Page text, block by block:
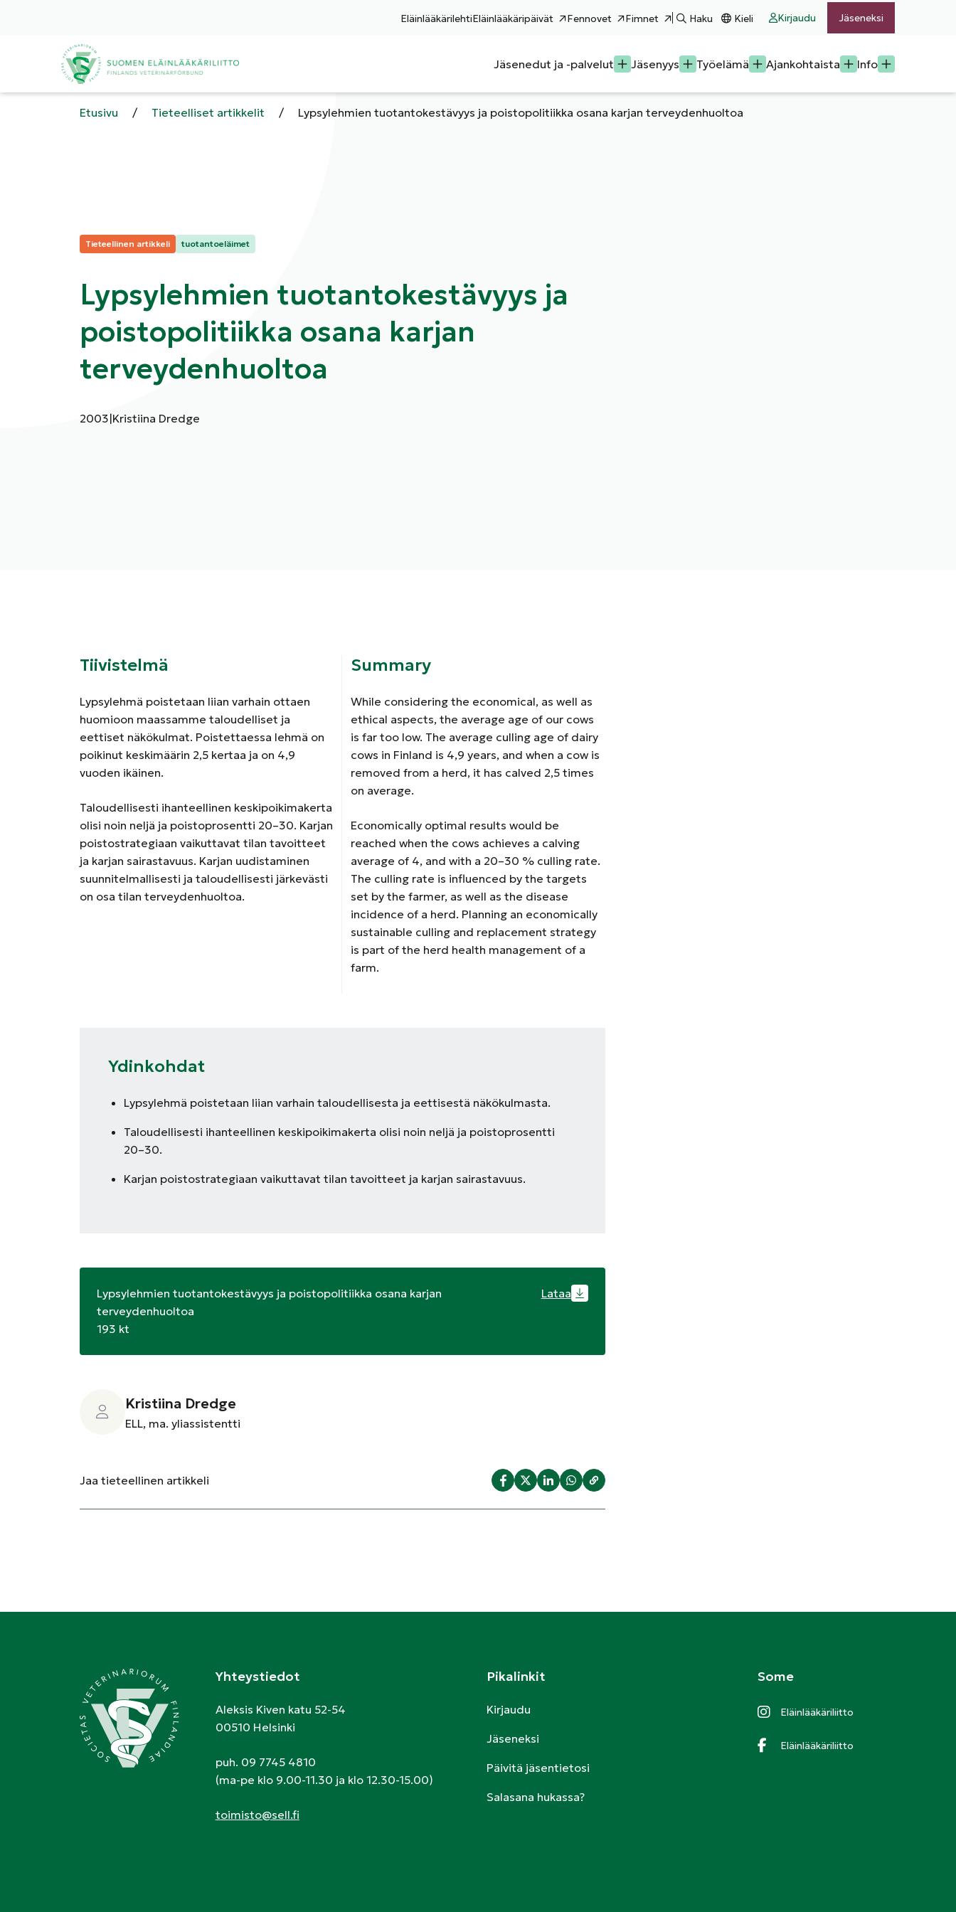
EläinlääkärilehtiEläinlääkäripäivät Fennovet Fimnet Haku Kieli Kirjaudu Jäseneksi
Jäsenedut ja -palvelut Jäsenyys Työelämä Ajankohtaista Info
Etusivu / Tieteelliset artikkelit / Lypsylehmien tuotantokestävyys ja poistopolitiikka osana karjan terveydenhuoltoa
Kategoriat:
Tieteellinen artikkeli tuotantoeläimet
Lypsylehmien tuotantokestävyys ja
poistopolitiikka osana karjan
terveydenhuoltoa
Julkaisuvuosi:
2003|Kirjoittajat:
Kristiina Dredge
Tiivistelmä
Lypsylehmä poistetaan liian varhain ottaen
huomioon maassamme taloudelliset ja
eettiset näkökulmat. Poistettaessa lehmä on
poikinut keskimäärin 2,5 kertaa ja on 4,9
vuoden ikäinen.
Taloudellisesti ihanteellinen keskipoikimakerta
olisi noin neljä ja poistoprosentti 20–30. Karjan
poistostrategiaan vaikuttavat tilan tavoitteet
ja karjan sairastavuus. Karjan uudistaminen
suunnitelmallisesti ja taloudellisesti järkevästi
on osa tilan terveydenhuoltoa.
Summary
While considering the economical, as well as
ethical aspects, the average age of our cows
is far too low. The average culling age of dairy
cows in Finland is 4,9 years, and when a cow is
removed from a herd, it has calved 2,5 times
on average.
Economically optimal results would be
reached when the cows achieves a calving
average of 4, and with a 20–30 % culling rate.
The culling rate is influenced by the targets
set by the farmer, as well as the disease
incidence of a herd. Planning an economically
sustainable culling and replacement strategy
is part of the herd health management of a
farm.
Ydinkohdat
Lypsylehmä poistetaan liian varhain taloudellisesta ja eettisestä näkökulmasta.
Taloudellisesti ihanteellinen keskipoikimakerta olisi noin neljä ja poistoprosentti
20–30.
Karjan poistostrategiaan vaikuttavat tilan tavoitteet ja karjan sairastavuus.
Lypsylehmien tuotantokestävyys ja poistopolitiikka osana karjan
terveydenhuoltoa
193 kt
Lataa
Kristiina Dredge
ELL, ma. yliassistentti
Jaa tieteellinen artikkeli
Yhteystiedot
Aleksis Kiven katu 52-54
00510 Helsinki
puh. 09 7745 4810
(ma-pe klo 9.00-11.30 ja klo 12.30-15.00)
toimisto@sell.fi
Pikalinkit
Kirjaudu
Jäseneksi
Päivitä jäsentietosi
Salasana hukassa?
Some
Eläinlääkäriliitto
Eläinlääkäriliitto